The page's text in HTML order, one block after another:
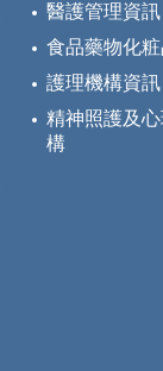
醫護管理資訊
食品藥物化粧
護理機構資訊
精神照護及
構